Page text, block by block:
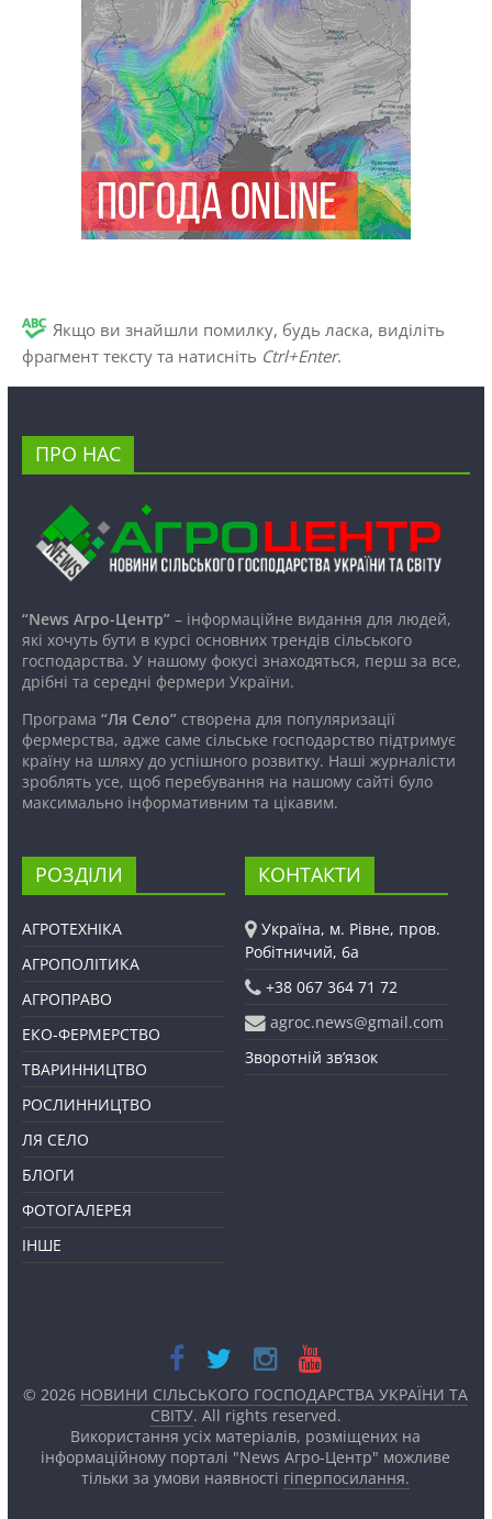
Якщо ви знайшли помилку, будь ласка, виділіть
фрагмент тексту та натисніть Ctrl+Enter.
ПРО НАС
“News Агро-Центр”– інформаційне видання для людей,
які хочуть бути в курсі основних трендів сільського
господарства. У нашому фокусі знаходяться, перш за все,
дрібні та середні фермери України.
Програма “Ля Село”створена для популяризації
фермерства, адже саме сільське господарство підтримує
країну на шляху до успішного розвитку. Наші журналісти
зроблять усе, щоб перебування на нашому сайті було
максимально інформативним та цікавим.
РОЗДІЛИ
АГРОТЕХНІКА
АГРОПОЛІТИКА
АГРОПРАВО
ЕКО-ФЕРМЕРСТВО
ТВАРИННИЦТВО
РОСЛИННИЦТВО
ЛЯ СЕЛО
БЛОГИ
ФОТОГАЛЕРЕЯ
ІНШЕ
КОНТАКТИ
Україна, м. Рівне, пров.
Робітничий, 6а
+38 067 364 71 72
agroc.news@gmail.com
Зворотній зв’язок
© 2026 НОВИНИ СІЛЬСЬКОГО ГОСПОДАРСТВА УКРАЇНИ ТА
СВІТУ. All rights reserved.
Використання усіх матеріалів, розміщених на
інформаційному порталі "News Агро-Центр" можливе
тільки за умови наявності гіперпосилання.